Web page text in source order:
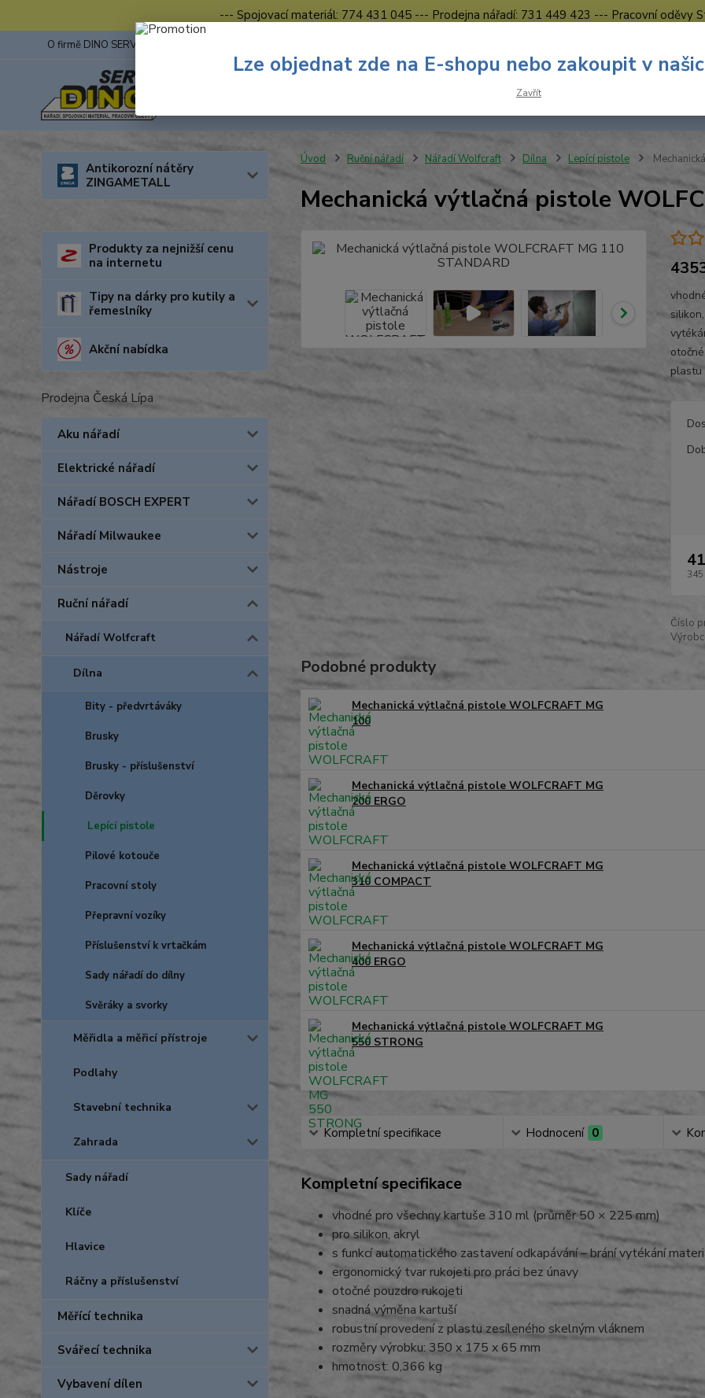
--- Spojovací materiál: 774 431 045 --- Prodejna nářadí: 731 449 423 --- Pracovní oděvy
O firmě DINO SERVIS s.r.o.
Hledat
Antikorozní nátěry
ZINGAMETALL
Produkty za nejnižší cenu
na internetu
Tipy na dárky pro kutily a
řemeslníky
Akční nabídka
Prodejna Česká Lípa
Aku nářadí
Elektrické nářadí
Nářadí BOSCH EXPERT
Nářadí Milwaukee
Nástroje
Ruční nářadí
Nářadí Wolfcraft
Dílna
Bity - předvrtáváky
Brusky
Brusky - příslušenství
Děrovky
Lepící pistole
Pilové kotouče
Pracovní stoly
Přepravní vozíky
Příslušenství k vrtačkám
Sady nářadí do dílny
Svěráky a svorky
Měřidla a měřicí přístroje
Podlahy
Stavební technika
Zahrada
Sady nářadí
Klíče
Hlavice
Ráčny a příslušenství
Měřící technika
Svářecí technika
Vybavení dílen
Úvod Ruční nářadí Nářadí Wolfcraft Dílna Lepící pistole
Mechanická výtlačná pistole
plastu
345
Číslo
Podobné produkty
Mechanická výtlačná pistole WOLFCRAFT MG
100
Mechanická výtlačná pistole WOLFCRAFT MG
200 ERGO
Mechanická výtlačná pistole WOLFCRAFT MG
310 COMPACT
Mechanická výtlačná pistole WOLFCRAFT MG
400 ERGO
Mechanická výtlačná pistole WOLFCRAFT MG
550 STRONG
Kompletní specifikace Hodnocení 0
Kompletní specifikace
vhodné pro všechny kartuše 310 ml (průměr 50 × 225 mm)
pro silikon, akryl
s funkcí automatického zastavení odkapávání – brání vytékání
ergonomický tvar rukojeti pro práci bez únavy
otočné pouzdro rukojeti
snadná výměna kartuší
robustní provedení z plastu zesíleného skelným vláknem
rozměry výrobku: 350 x 175 x 65 mm
hmotnost: 0,366 kg
Lze objednat zde na E-shopu nebo zakoupit v
Zavřít